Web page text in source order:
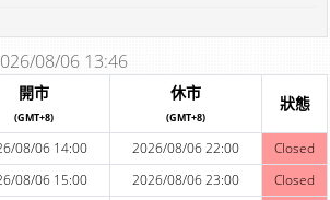
08/06 13:46
開市
(GMT+8)
休市
(GMT+8)
狀態
08/06 14:00 2026/08/06 22:00
Closed
08/06 15:00 2026/08/06 23:00
Closed